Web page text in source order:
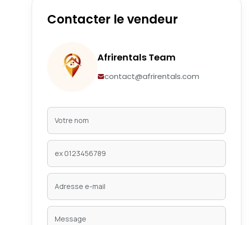
Contacter le vendeur
Afrirentals Team
contact@afrirentals.com